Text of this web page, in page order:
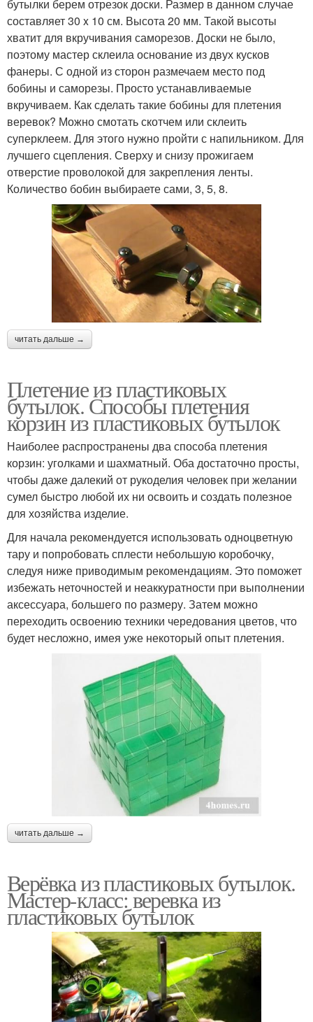
бутылки берем отрезок доски. Размер в данном случае
составляет 30 x 10 см. Высота 20 мм. Такой высоты
хватит для вкручивания саморезов. Доски не было,
поэтому мастер склеила основание из двух кусков
фанеры. С одной из сторон размечаем место под
бобины и саморезы. Просто устанавливаемые
вкручиваем. Как сделать такие бобины для плетения
веревок? Можно смотать скотчем или склеить
суперклеем. Для этого нужно пройти с напильником. Для
лучшего сцепления. Сверху и снизу прожигаем
отверстие проволокой для закрепления ленты.
Количество бобин выбираете сами, 3, 5, 8.
читать дальше →
Плетение из пластиковых
бутылок. Способы плетения
корзин из пластиковых бутылок
Наиболее распространены два способа плетения
корзин: уголками и шахматный. Оба достаточно просты,
чтобы даже далекий от рукоделия человек при желании
сумел быстро любой их ни освоить и создать полезное
для хозяйства изделие.
Для начала рекомендуется использовать одноцветную
тару и попробовать сплести небольшую коробочку,
следуя ниже приводимым рекомендациям. Это поможет
избежать неточностей и неаккуратности при выполнении
аксессуара, большего по размеру. Затем можно
переходить освоению техники чередования цветов, что
будет несложно, имея уже некоторый опыт плетения.
читать дальше →
Верёвка из пластиковых бутылок.
Мастер-класс: веревка из
пластиковых бутылок